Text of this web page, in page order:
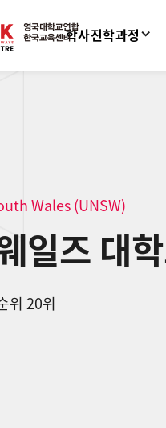
학사진학과정
Wales (UNSW)
일즈 대
위 20위